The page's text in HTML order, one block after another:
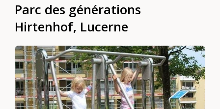
Parc des générations
Hirtenhof, Lucerne